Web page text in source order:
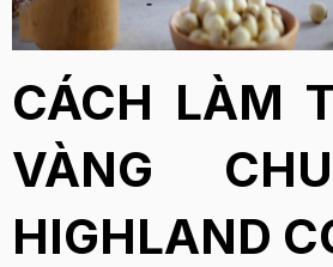
CÁCH LÀM
VÀNG
HIGHLAND